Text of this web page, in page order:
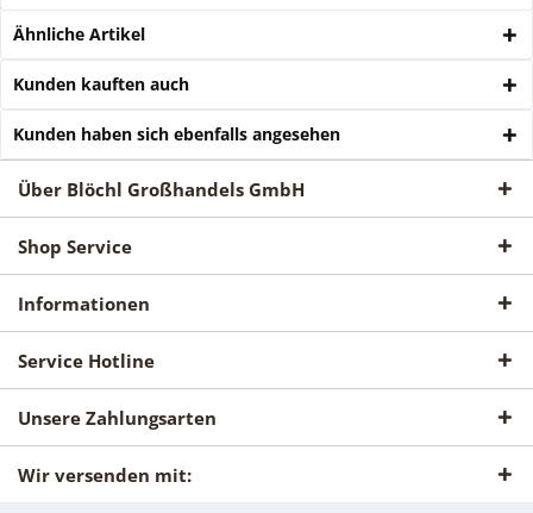
Ähnliche Artikel
Kunden kauften auch
Kunden haben sich ebenfalls angesehen
Über Blöchl Großhandels GmbH
Shop Service
Informationen
Service Hotline
Unsere Zahlungsarten
Wir versenden mit: